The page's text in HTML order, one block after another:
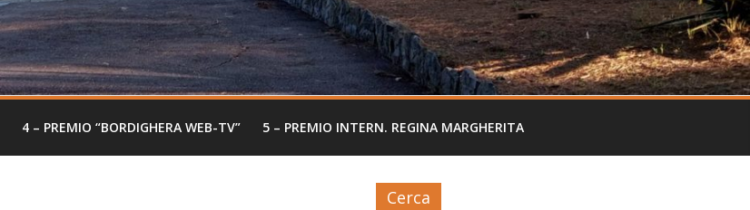
4 – PREMIO “BORDIGHERA WEB-TV” 5 – PREMIO INTERN. REGINA MARGHERITA
Cerca